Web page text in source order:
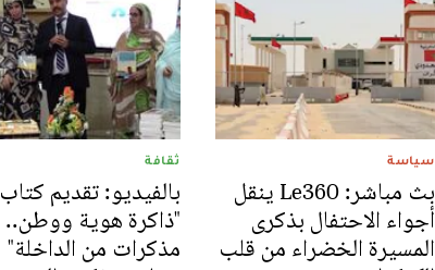
سياسة
بث مباشر: Le360 ينقل
أجواء الاحتفال بذكرى
المسيرة الخضراء من قلب
ثقافة
بالفيديو: تقديم كتاب
"ذاكرة هوية ووطن..
مذكرات من الداخلة"